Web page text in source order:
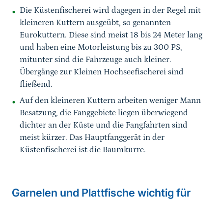
Die Küstenfischerei wird dagegen in der Regel mit
kleineren Kuttern ausgeübt, so genannten
Eurokuttern. Diese sind meist 18 bis 24 Meter lang
und haben eine Motorleistung bis zu 300 PS,
mitunter sind die Fahrzeuge auch kleiner.
Übergänge zur Kleinen Hochseefischerei sind
fließend.
Auf den kleineren Kuttern arbeiten weniger Mann
Besatzung, die Fanggebiete liegen überwiegend
dichter an der Küste und die Fangfahrten sind
meist kürzer. Das Hauptfanggerät in der
Küstenfischerei ist die Baumkurre.
Garnelen und Plattfische wichtig für